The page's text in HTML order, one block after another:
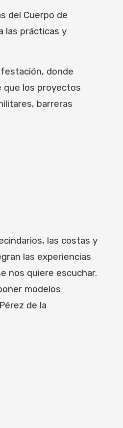
del Cuerpo de
las prácticas y
donde
que los proyectos
barreras
las costas y
las experiencias
nos quiere escuchar.
modelos
de la